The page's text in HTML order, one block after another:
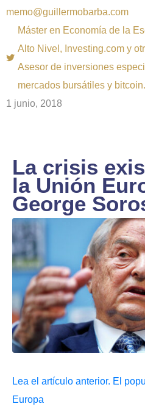
memo@guillermobarba.com
Máster en Economía de la
Alto Nivel, Investing.com y
Asesor de inversiones
mercados bursátiles y bitcoin.
1 junio, 2018
La crisis
la Unión
George
Lea el artículo anterior. El
Europa